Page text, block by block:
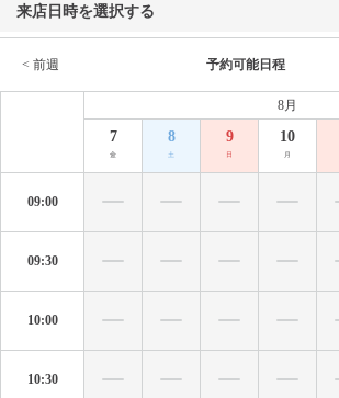
来店日時を選択する
< 前週 予約可能日程
8月
7
金
8
土
9
日
10
月
09:00
09:30
10:00
10:30